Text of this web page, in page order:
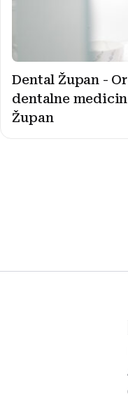
Dental Župan -
dentalne
Župan